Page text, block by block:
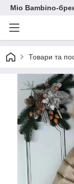
Mio Bambino-
Товари та